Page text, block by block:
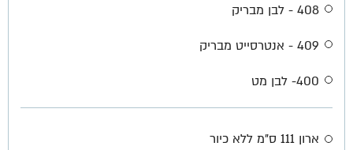
408 - לבן מבריק
409 - אנטרסייט מבריק
400- לבן מט
ארון 111 ס"מ ללא כיור